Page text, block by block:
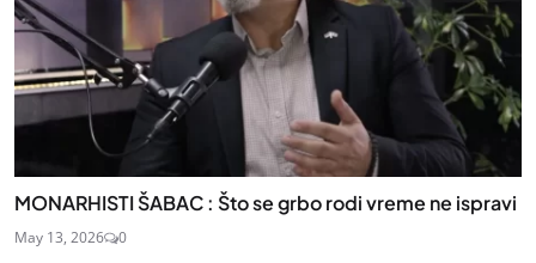
MONARHISTI ŠABAC : Što se grbo rodi vreme ne ispravi
May 13, 2026 0